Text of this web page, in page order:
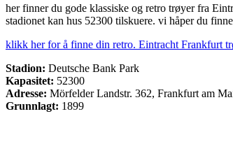
her finner du gode klassiske og retro trøyer fra
stadionet kan hus 52300 tilskuere. vi håper du
klikk her for å finne din retro. Eintracht Frankfurt
Stadion: Deutsche Bank Park
Kapasitet: 52300
Adresse: Mörfelder Landstr. 362, Frankfurt am
Grunnlagt: 1899